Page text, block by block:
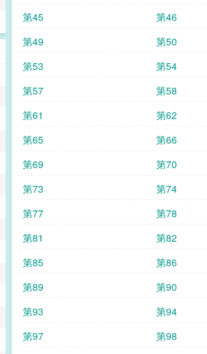
第45
第46
第49
第50
第53
第54
第57
第58
第61
第62
第65
第66
第69
第70
第73
第74
第77
第78
第81
第82
第85
第86
第89
第90
第93
第94
第97
第98